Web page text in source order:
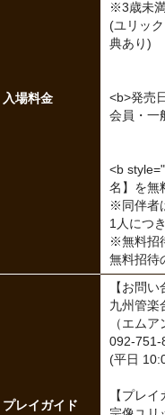
入場料金
※3歳未
(ユリッ
典あり)
<b>発売
会員・一
<b
名】を無
※同伴者
1人につ
※無料招
無料招待
プレイガイド
【お問
九州管楽
（エム
092-751-
(平日
【プレ